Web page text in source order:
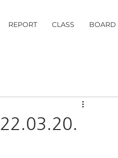
REPORT CLASS BOARD